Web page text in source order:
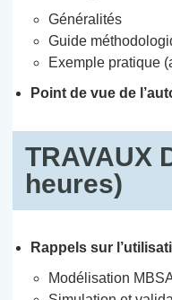
Généralités
Guide
Exemple pratique
Point de vue de
TRAVAUX
heures)
Rappels sur
Modélisation